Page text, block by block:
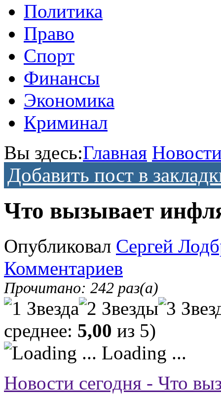
Политика
Право
Спорт
Финансы
Экономика
Криминал
Вы здесь:Главная
Добавить пост в
Что вызывает
Опубликовал Сергей
Комментариев
Прочитано: 242 раз(а)
среднее: 5,00 из 5)
Loading ...
Новости сегодня - Что